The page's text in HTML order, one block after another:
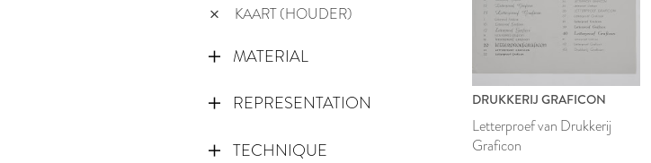
KAART (HOUDER)
MATERIAL
REPRESENTATION
TECHNIQUE
DRUKKERIJ GRAFICON
Letterproef van Drukkerij
Graficon